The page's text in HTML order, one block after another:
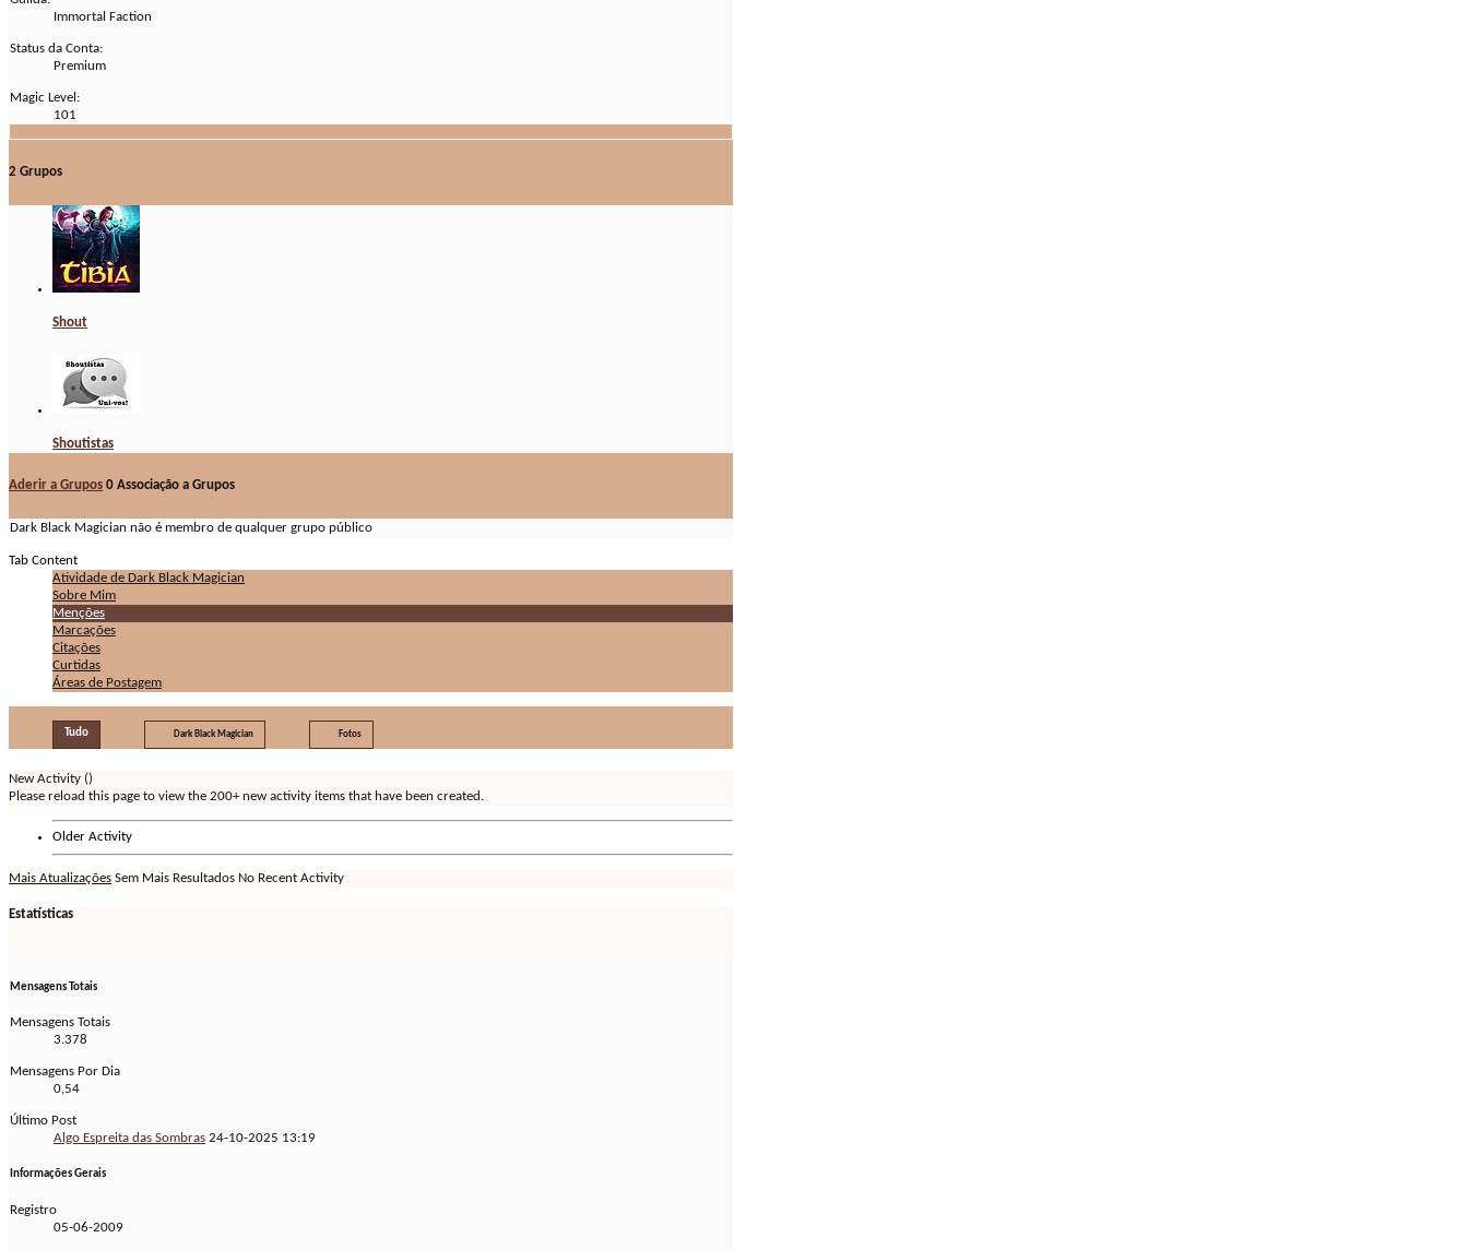
Immortal Faction
Status da Conta:
Premium
Magic Level:
101
2 Grupos
Shout
Shoutistas
Aderir a Grupos 0 Associação a Grupos
Dark Black Magician não é membro de qualquer grupo público
Tab Content
Atividade de Dark Black Magician
Sobre Mim
Menções
Marcações
Citações
Curtidas
Áreas de Postagem
Tudo Dark Black Magician Fotos
New Activity ()
Please reload this page to view the 200+ new activity items that have been created.
Older Activity
Mais Atualizações Sem Mais Resultados No Recent Activity
Estatísticas
Mensagens Totais
Mensagens Totais
3.378
Mensagens Por Dia
0,54
Último Post
Algo Espreita das Sombras 24-10-2025 13:19
Informações Gerais
Registro
05-06-2009